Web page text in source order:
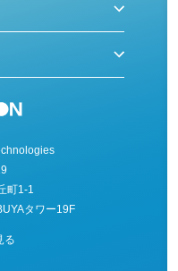
町1-1
タワー19F
る